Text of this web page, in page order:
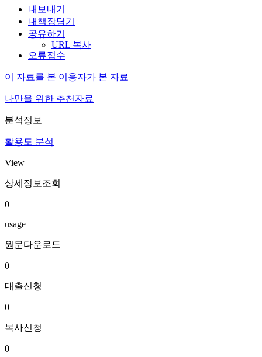
내보내기
내책장담기
공유하기
URL 복사
오류접수
이 자료를 본 이용자가 본 자료
나만을 위한 추천자료
분석정보
활용도 분석
View
상세정보조회
0
usage
원문다운로드
0
대출신청
0
복사신청
0